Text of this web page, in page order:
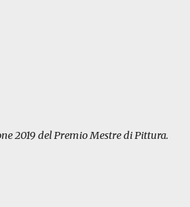
2019 del Premio Mestre di Pittura.